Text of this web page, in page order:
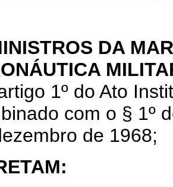
DA
1º do Ato
com o § 1º
de 1968;